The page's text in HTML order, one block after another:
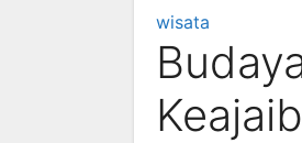
wisata